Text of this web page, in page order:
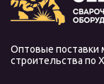
Оптовые поставки
строительства